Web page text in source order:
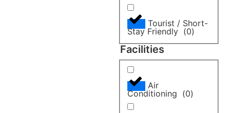
Tourist / Short-
Stay Friendly (0)
Facilities
Air
Conditioning (0)